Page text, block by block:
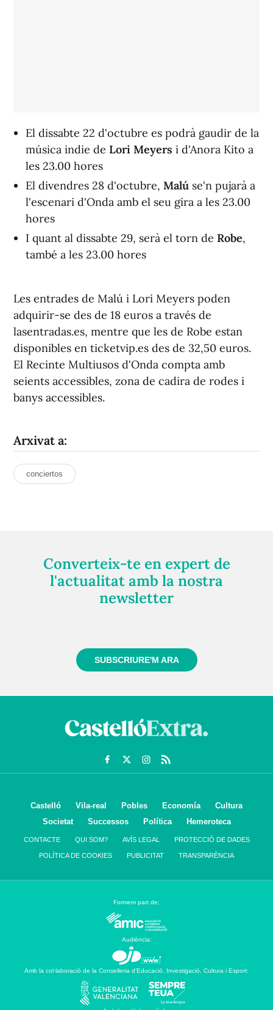
El dissabte 22 d'octubre es podrà gaudir de la
música indie de Lori Meyers i d'Anora Kito a
les 23.00 hores
El divendres 28 d'octubre, Malú se'n pujarà a
l'escenari d'Onda amb el seu gira a les 23.00
hores
I quant al dissabte 29, serà el torn de Robe,
també a les 23.00 hores
Les entrades de Malú i Lori Meyers poden
adquirir-se des de 18 euros a través de
lasentradas.es, mentre que les de Robe estan
disponibles en ticketvip.es des de 32,50 euros.
El Recinte Multiusos d'Onda compta amb
seients accessibles, zona de cadira de rodes i
banys accessibles.
Arxivat a:
conciertos
Converteix-te en expert de
l'actualitat amb la nostra
newsletter
SUBSCRIURE'M ARA
Castelló Vila-real Pobles Economía
Cultura
Societat
Successos Política Hemeroteca
CONTACTE QUI SOM? AVÍS LEGAL PROTECCIÓ DE DADES
POLÍTICA DE COOKIES PUBLICITAT TRANSPARÈNCIA
Formem part de:
Audiència:
Amb la col·laboració de la Conselleria d’Educació, Investigació, Cultura i Esport: